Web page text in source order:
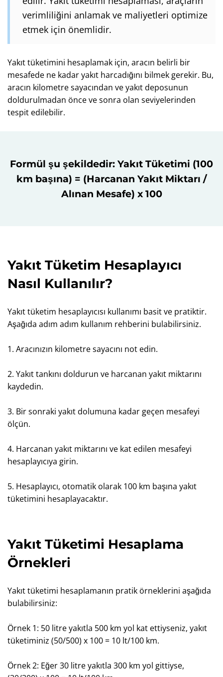
verimliliğini anlamak ve maliyetleri optimize
etmek için önemlidir.
Yakıt tüketimini hesaplamak için, aracın belirli bir
mesafede ne kadar yakıt harcadığını bilmek gerekir. Bu,
aracın kilometre sayacından ve yakıt deposunun
doldurulmadan önce ve sonra olan seviyelerinden
tespit edilebilir.
Formül şu şekildedir: Yakıt Tüketimi (100
km başına) = (Harcanan Yakıt Miktarı /
Alınan Mesafe) x 100
Yakıt Tüketim Hesaplayıcı
Nasıl Kullanılır?
Yakıt tüketim hesaplayıcısı kullanımı basit ve pratiktir.
Aşağıda adım adım kullanım rehberini bulabilirsiniz.
1. Aracınızın kilometre sayacını not edin.
2. Yakıt tankını doldurun ve harcanan yakıt miktarını
kaydedin.
3. Bir sonraki yakıt dolumuna kadar geçen mesafeyi
ölçün.
4. Harcanan yakıt miktarını ve kat edilen mesafeyi
hesaplayıcıya girin.
5. Hesaplayıcı, otomatik olarak 100 km başına yakıt
tüketimini hesaplayacaktır.
Yakıt Tüketimi Hesaplama
Örnekleri
Yakıt tüketimi hesaplamanın pratik örneklerini aşağıda
bulabilirsiniz:
Örnek 1: 50 litre yakıtla 500 km yol kat ettiyseniz, yakıt
tüketiminiz (50/500) x 100 = 10 lt/100 km.
Örnek 2: Eğer 30 litre yakıtla 300 km yol gittiyse,